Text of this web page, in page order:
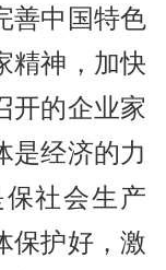
善中国特色
精神，加快
开的企业家
是经济的力
社会生产
保护好，激